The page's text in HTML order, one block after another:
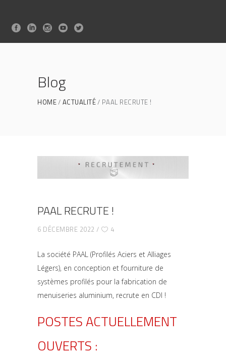
Blog
HOME ACTUALITÉ PAAL RECRUTE !
PAAL RECRUTE !
6 DÉCEMBRE 2022 4
La société PAAL (Profilés Aciers et Alliages
Légers), en conception et fourniture de
systèmes profilés pour la fabrication de
menuiseries aluminium, recrute en CDI !
POSTES ACTUELLEMENT
OUVERTS :